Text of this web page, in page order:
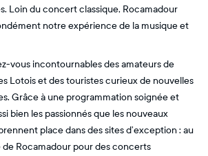
Loin du concert classique, Rocamadour
notre expérience de la musique et
vous incontournables des amateurs de
Lotois et des touristes curieux de nouvelles
Grâce à une programmation soignée et
bien les passionnés que les nouveaux
place dans des sites d’exception : au
de Rocamadour pour des concerts